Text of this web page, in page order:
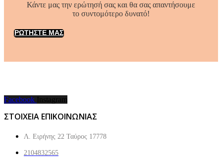
Κάντε μας την ερώτησή σας και θα σας απαντήσουμε
το συντομότερο δυνατό!
ΡΩΤΗΣΤΕ ΜΑΣ
Facebook Instagram
ΣΤΟΙΧΕΙΑ ΕΠΙΚΟΙΝΩΝΙΑΣ
Λ. Ειρήνης 22 Ταύρος 17778
2104832565